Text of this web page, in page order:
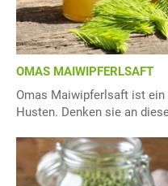
OMAS MAIWIPFERLSAFT
Omas Maiwipferlsaft ist
Husten. Denken sie an